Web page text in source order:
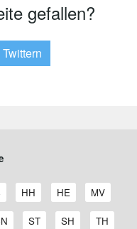
gefallen?
Twittern
A
r
HH
A
r
HE
A
r
MV
A
ST
A
SH
A
TH